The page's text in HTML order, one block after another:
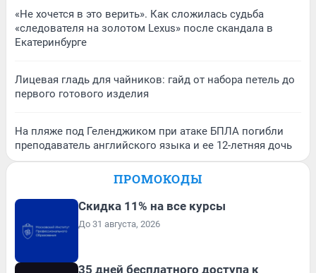
«Не хочется в это верить». Как сложилась судьба
«следователя на золотом Lexus» после скандала в
Екатеринбурге
Лицевая гладь для чайников: гайд от набора петель до
первого готового изделия
На пляже под Геленджиком при атаке БПЛА погибли
преподаватель английского языка и ее 12-летняя дочь
ПРОМОКОДЫ
Скидка 11% на все курсы
До 31 августа, 2026
35 дней бесплатного доступа к